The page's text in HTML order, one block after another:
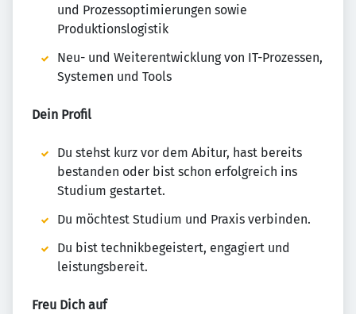
und Prozessoptimierungen sowie
Produktionslogistik
Neu- und Weiterentwicklung von IT-Prozessen,
Systemen und Tools
Dein Profil
Du stehst kurz vor dem Abitur, hast bereits
bestanden oder bist schon erfolgreich ins
Studium gestartet.
Du möchtest Studium und Praxis verbinden.
Du bist technikbegeistert, engagiert und
leistungsbereit.
Freu Dich auf